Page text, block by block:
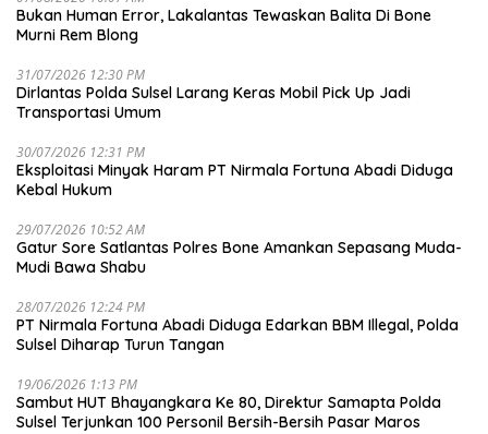
Bukan Human Error, Lakalantas Tewaskan Balita Di Bone
Murni Rem Blong
31/07/2026 12:30 PM
Dirlantas Polda Sulsel Larang Keras Mobil Pick Up Jadi
Transportasi Umum
30/07/2026 12:31 PM
Eksploitasi Minyak Haram PT Nirmala Fortuna Abadi Diduga
Kebal Hukum
29/07/2026 10:52 AM
Gatur Sore Satlantas Polres Bone Amankan Sepasang Muda-
Mudi Bawa Shabu
28/07/2026 12:24 PM
PT Nirmala Fortuna Abadi Diduga Edarkan BBM Illegal, Polda
Sulsel Diharap Turun Tangan
19/06/2026 1:13 PM
Sambut HUT Bhayangkara Ke 80, Direktur Samapta Polda
Sulsel Terjunkan 100 Personil Bersih-Bersih Pasar Maros